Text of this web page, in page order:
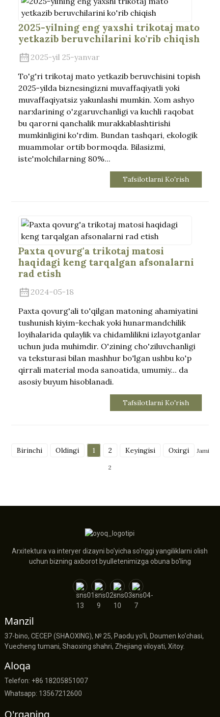
2025-yilning eng yaxshi trikotaj mato
yetkazib beruvchilarini ko'rib chiqish
2025-yil 25-yanvar
To'g'ri trikotaj mato yetkazib beruvchisini topish
2025-yilda biznesingizni muvaffaqiyatli yoki
muvaffaqiyatsiz yakunlashi mumkin. Xom ashyo
narxlarining o'zgaruvchanligi va kuchli raqobat
bu qarorni qanchalik murakkablashtirishi
mumkinligini ko'rdim. Bundan tashqari, ekologik
muammolar ortib bormoqda. Bilasizmi,
iste'molchilarning 80%...
Tafsilotlarni Ko'rish
Paxta qovurg'a trikotaj matosi
haqidagi keng tarqalgan afsonalarni
rad etish
2024-05-18
Paxta qovurg'ali to'qilgan matoning ahamiyatini
tushunish kiyim-kechak yoki hunarmandchilik
loyihalarida qulaylik va chidamlilikni izlayotganlar
uchun juda muhimdir. O'zining cho'ziluvchanligi
va teksturasi bilan mashhur bo'lgan ushbu ko'p
qirrali material moda sanoatida, umumiy... da
asosiy buyum hisoblanadi.
Tafsilotlarni Ko'rish
Birinchi Oldingi 1 2 Keyingisi Oxirgi Jami
2
Arxitektura va interyer dizayni bo'yicha so'nggi yangiliklarni olish
uchun bizning axborot byulletenimizga obuna bo'ling
Manzil
37-bino, CECEP (SHAOXING), № 25, Paodu yo'li, Doumen ko'chasi,
Yuecheng tumani, Shaoxing shahri, Zhejiang viloyati, Xitoy.
Aloqa
Telefon: +86 18205851007
Whatsapp: 13567212600
O'rganing